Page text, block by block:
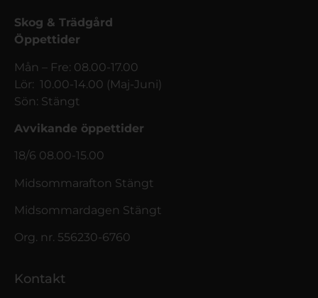
Skog & Trädgård
Öppettider
Mån – Fre: 08.00-17.00
Lör: 10.00-14.00 (Maj-Juni)
Sön: Stängt
Avvikande öppettider
18/6 08.00-15.00
Midsommarafton Stängt
Midsommardagen Stängt
Org. nr. 556230-6760
Kontakt